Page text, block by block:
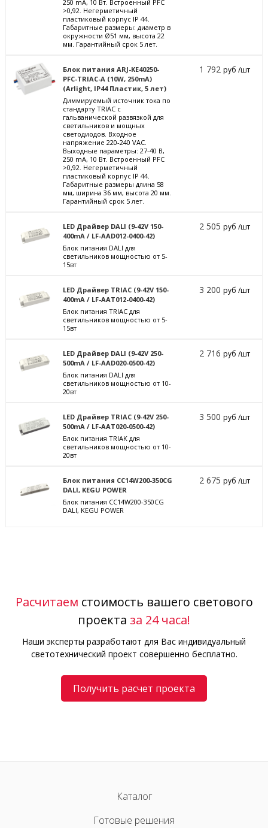
250 mА, 10 Вт. Встроенный PFC
>0,92. Негерметичный
пластиковый корпус IP 44.
Габаритные размеры: диаметр в
окружности Ø51 мм, высота 22
мм. Гарантийный срок 5 лет.
Блок питания ARJ-KE40250-
PFC-TRIAC-A (10W, 250mA)
(Arlight, IP44 Пластик, 5 лет)
Диммируемый источник тока по
стандарту TRIAC с
гальванической развязкой для
светильников и мощных
светодиодов. Входное
напряжение 220-240 VAC.
Выходные параметры: 27-40 В,
250 mА, 10 Вт. Встроенный PFC
>0,92. Негерметичный
пластиковый корпус IP 44.
Габаритные размеры длина 58
мм, ширина 36 мм, высота 20 мм.
Гарантийный срок 5 лет.
1 792руб /шт
LED Драйвер DALI (9-42V 150-
400mA / LF-AAD012-0400-42)
Блок питания DALI для
светильников мощностью от 5-
15вт
2 505руб /шт
LED Драйвер TRIAC (9-42V 150-
400mA / LF-AAT012-0400-42)
Блок питания TRIAC для
светильников мощностью от 5-
15вт
3 200руб /шт
LED Драйвер DALI (9-42V 250-
500mA / LF-AAD020-0500-42)
Блок питания DALI для
светильников мощностью от 10-
20вт
2 716руб /шт
LED Драйвер TRIAC (9-42V 250-
500mA / LF-AAT020-0500-42)
Блок питания TRIAK для
светильников мощностью от 10-
20вт
3 500руб /шт
Блок питания CC14W200-350CG
DALI, KEGU POWER
Блок питания CC14W200-350CG
DALI, KEGU POWER
2 675руб /шт
Расчитаем стоимость вашего светового
проекта за 24 часа!
Наши эксперты разработают для Вас индивидуальный
светотехнический проект совершенно бесплатно.
Получить расчет проекта
Каталог
Готовые решения